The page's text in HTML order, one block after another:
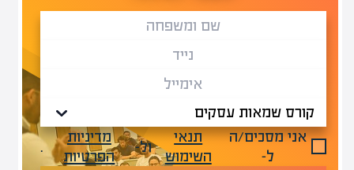
אני מסכים/ה
ל-
תנאי
השימוש
ול-
מדיניות
הפרטיות
.